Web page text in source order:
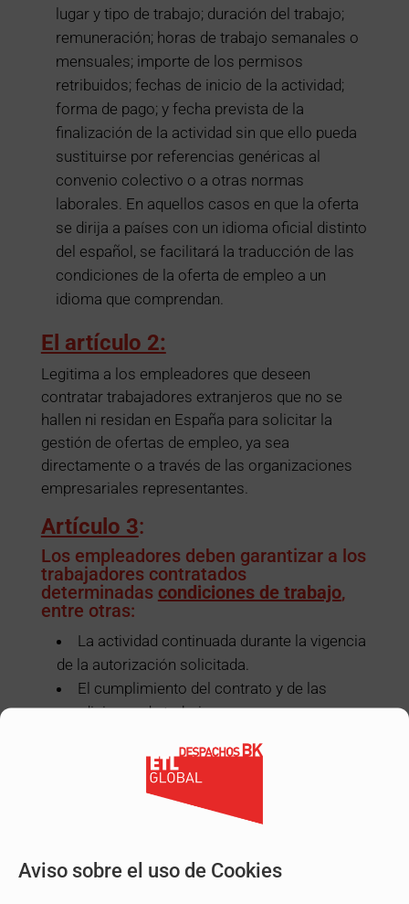
Aviso sobre el uso de Cookies
lugar y tipo de trabajo; duración del trabajo;
remuneración; horas de trabajo semanales o
mensuales; importe de los permisos
retribuidos; fechas de inicio de la actividad;
forma de pago; y fecha prevista de la
finalización de la actividad sin que ello pueda
sustituirse por referencias genéricas al
convenio colectivo o a otras normas
laborales. En aquellos casos en que la oferta
se dirija a países con un idioma oficial distinto
del español, se facilitará la traducción de las
condiciones de la oferta de empleo a un
idioma que comprendan.
El artículo 2:
Legitima a los empleadores que deseen
contratar trabajadores extranjeros que no se
hallen ni residan en España para solicitar la
gestión de ofertas de empleo, ya sea
directamente o a través de las organizaciones
empresariales representantes.
Artículo 3:
Los empleadores deben garantizar a los
trabajadores contratados
determinadas condiciones de trabajo,
entre otras:
La actividad continuada durante la vigencia
de la autorización solicitada.
El cumplimiento del contrato y de las
condiciones de trabajo.
contingencia.
Puesta a disposición del trabajador de un
alojamiento adecuado.
Organización de los viajes de llegada a
de regreso al país de origen una vez concluida